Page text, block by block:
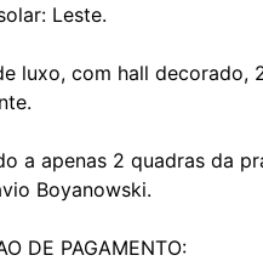
Leste.
luxo, com hall decorado,
a apenas 2 quadras da
Boyanowski.
DE PAGAMENTO: